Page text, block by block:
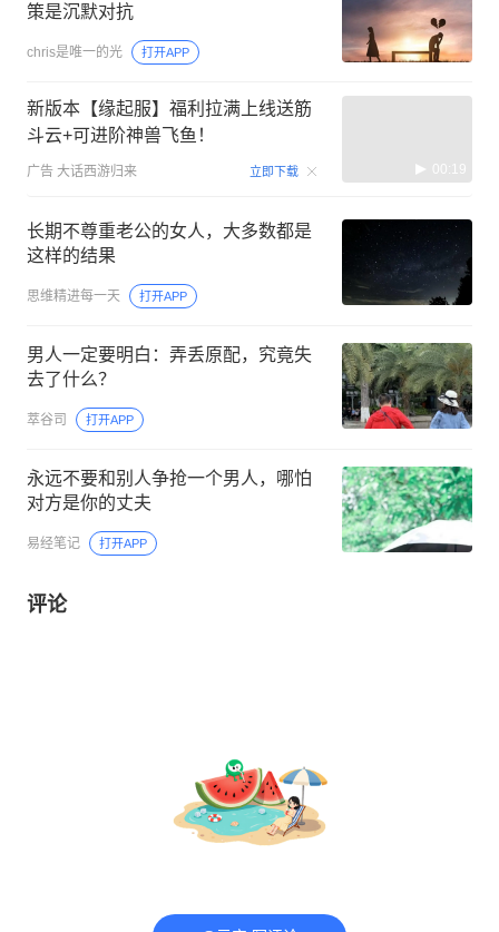
策是沉默对抗
chris是唯一的光 打开APP
新版本【缘起服】福利拉满上线送筋
斗云+可进阶神兽飞鱼！
广告 大话西游归来 立即下载 00:19
长期不尊重老公的女人，大多数都是
这样的结果
思维精进每一天 打开APP
男人一定要明白：弄丢原配，究竟失
去了什么？
萃谷司 打开APP
永远不要和别人争抢一个男人，哪怕
对方是你的丈夫
易经笔记 打开APP
评论